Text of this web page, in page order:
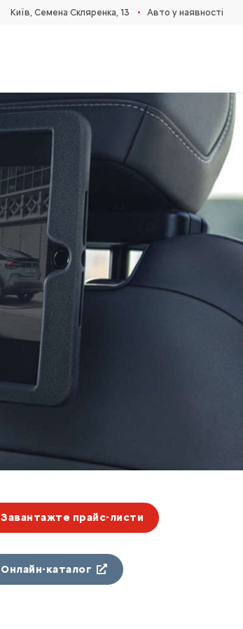
Київ, Cемена Скляренка, 13 • Авто у наявності
Завантажте прайс-листи
Онлайн-каталог